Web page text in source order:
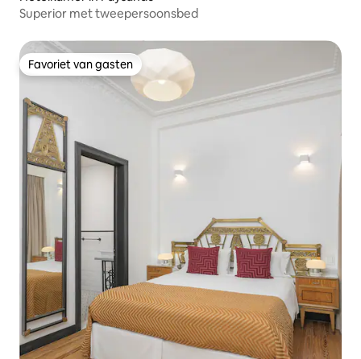
Superior met tweepersoonsbed
Favoriet van gasten
Favoriet van gasten